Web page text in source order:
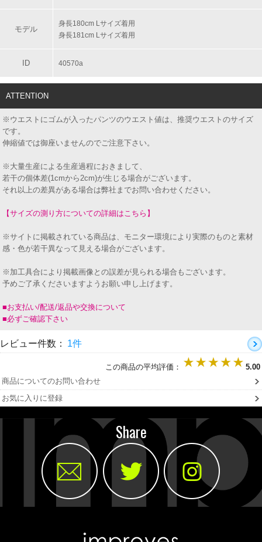
モデル
身長180cm Lサイズ着用
身長181cm Lサイズ着用
ID 40570a
ATTENTION
※ウエストにゴムが入ったパンツのウエスト値は、推奨ウエストのサイズ
です。
伸縮値では御座いませんのでご注意下さい。
※大量生産による生産過程におきまして、
若干の個体差(1cmから2cm)が生じる場合がございます。
それ以上の差異がある場合は弊社までお問い合わせください。
【サイズの測り方についての詳細はこちら】
※サイトに掲載されている商品は、モニター環境により実際のものと素材
感・色が若干異なって見える場合がございます。
※加工具合により掲載画像との誤差が見られる場合もございます。
予めご了承くださいますようお願い申し上げます。
■お支払い/配送/返品や交換について
■必ずご確認下さい
レビュー件数： 1件
この商品の平均評価：
5.00
商品についてのお問い合わせ
お気に入りに登録
Share